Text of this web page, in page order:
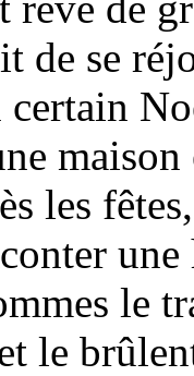
de se
les
le
le